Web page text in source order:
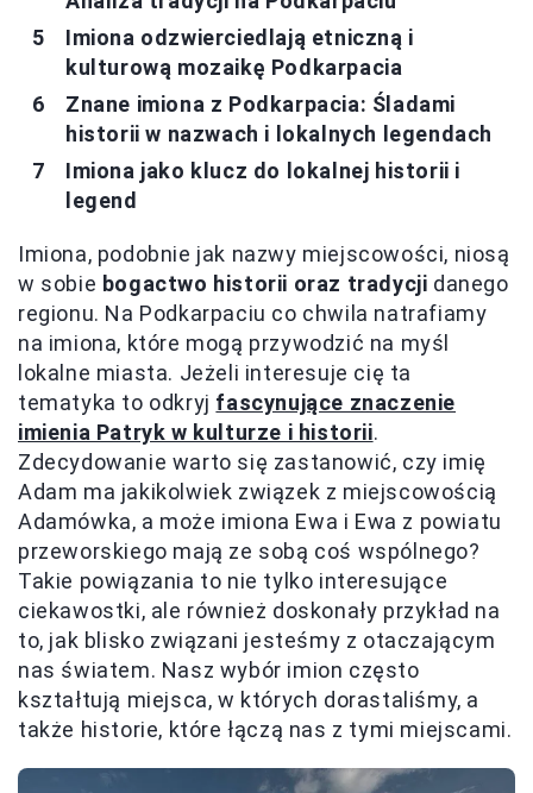
Imiona odzwierciedlają etniczną i
kulturową mozaikę Podkarpacia
Znane imiona z Podkarpacia: Śladami
historii w nazwach i lokalnych legendach
Imiona jako klucz do lokalnej historii i
legend
Imiona, podobnie jak nazwy miejscowości, niosą
w sobie bogactwo historii oraz tradycji danego
regionu. Na Podkarpaciu co chwila natrafiamy
na imiona, które mogą przywodzić na myśl
lokalne miasta. Jeżeli interesuje cię ta
tematyka to odkryj fascynujące znaczenie
imienia Patryk w kulturze i historii.
Zdecydowanie warto się zastanowić, czy imię
Adam ma jakikolwiek związek z miejscowością
Adamówka, a może imiona Ewa i Ewa z powiatu
przeworskiego mają ze sobą coś wspólnego?
Takie powiązania to nie tylko interesujące
ciekawostki, ale również doskonały przykład na
to, jak blisko związani jesteśmy z otaczającym
nas światem. Nasz wybór imion często
kształtują miejsca, w których dorastaliśmy, a
także historie, które łączą nas z tymi miejscami.